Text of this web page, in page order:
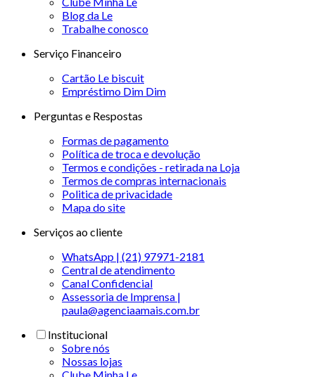
Blog da Le
Trabalhe conosco
Serviço Financeiro
Cartão Le biscuit
Empréstimo Dim Dim
Perguntas e Respostas
Formas de pagamento
Política de troca e devolução
Termos e condições - retirada na Loja
Termos de compras internacionais
Politica de privacidade
Mapa do site
Serviços ao cliente
WhatsApp | (21) 97971-2181
Central de atendimento
Canal Confidencial
Assessoria de Imprensa |
paula@agenciaamais.com.br
Institucional
Sobre nós
Nossas lojas